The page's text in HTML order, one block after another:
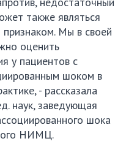
также являться
признаком. Мы в своей
оценить
у пациентов с
шоком в
- рассказала
наук, заведующая
шока
НИМЦ.